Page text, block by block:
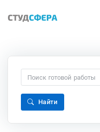
Найти